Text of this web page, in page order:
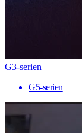
G3-serien
G5-serien